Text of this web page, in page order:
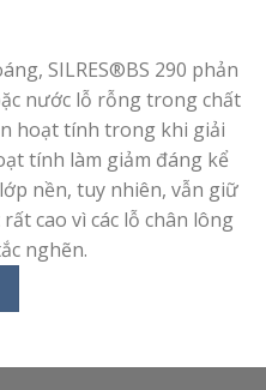
SILRES®BS 290 phản
nước lỗ rỗng trong chất
hoạt tính trong khi giải
tính làm giảm đáng kể
nền, tuy nhiên, vẫn giữ
cao vì các lỗ chân lông
nghẽn.